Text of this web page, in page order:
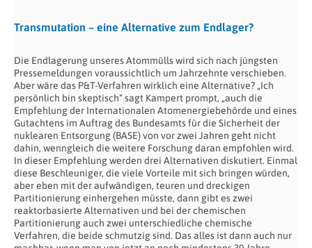
Transmutation – eine Alternative zum Endlager?
Die Endlagerung unseres Atommülls wird sich nach jüngsten
Pressemeldungen voraussichtlich um Jahrzehnte verschieben.
Aber wäre das P&T-Verfahren wirklich eine Alternative? „Ich
persönlich bin skeptisch“ sagt Kampert prompt, „auch die
Empfehlung der Internationalen Atomenergiebehörde und eines
Gutachtens im Auftrag des Bundesamts für die Sicherheit der
nuklearen Entsorgung (BASE) von vor zwei Jahren geht nicht
dahin, wenngleich die weitere Forschung daran empfohlen wird.
In dieser Empfehlung werden drei Alternativen diskutiert. Einmal
diese Beschleuniger, die viele Vorteile mit sich bringen würden,
aber eben mit der aufwändigen, teuren und dreckigen
Partitionierung einhergehen müsste, dann gibt es zwei
reaktorbasierte Alternativen und bei der chemischen
Partitionierung auch zwei unterschiedliche chemische
Verfahren, die beide schmutzig sind. Das alles ist dann auch nur